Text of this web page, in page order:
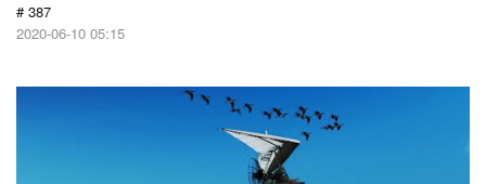
# 387
2020-06-10 05:15